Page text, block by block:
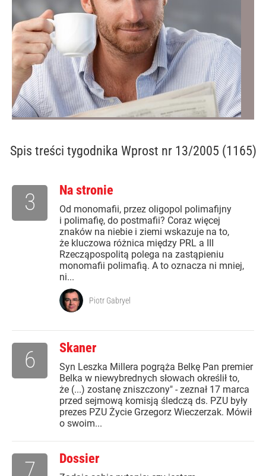
Spis treści tygodnika Wprost nr 13/2005 (1165)
Na stronie
Od monomafii, przez oligopol polimafijny
i polimafię, do postmafii? Coraz więcej
znaków na niebie i ziemi wskazuje na to,
że kluczowa różnica między PRL a III
Rzecząpospolitą polega na zastąpieniu
monomafii polimafią. A to oznacza ni mniej,
ni...
3
Piotr Gabryel
Skaner
Syn Leszka Millera pogrąża Belkę Pan premier
Belka w niewybrednych słowach określił to,
że (...) zostanę zniszczony" - zeznał 17 marca
przed sejmową komisją śledczą ds. PZU były
prezes PZU Życie Grzegorz Wieczerzak. Mówił
o swoim...
6
Dossier
7